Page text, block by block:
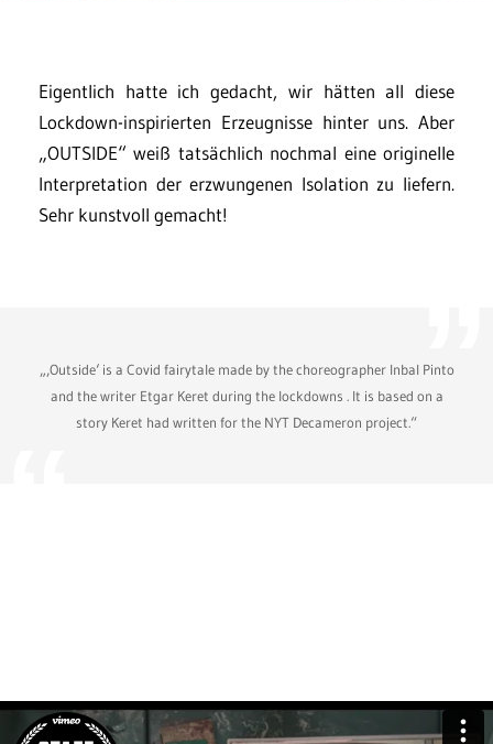
Eigentlich hatte ich gedacht, wir hätten all diese
Lockdown-inspirierten Erzeugnisse hinter uns. Aber
„OUTSIDE“ weiß tatsächlich nochmal eine originelle
Interpretation der erzwungenen Isolation zu liefern.
Sehr kunstvoll gemacht!
„‚Outside‘ is a Covid fairytale made by the choreographer Inbal Pinto
and the writer Etgar Keret during the lockdowns . It is based on a
story Keret had written for the NYT Decameron project.“